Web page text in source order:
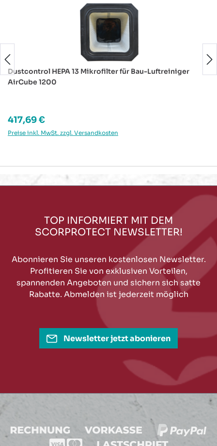
Dustcontrol HEPA 13 Mikrofilter für Bau-Luftreiniger
AirCube 1200
Regulärer Preis:
417,69 €
Preise inkl. MwSt. zzgl. Versandkosten
TOP INFORMIERT MIT DEM
SCORPROTECT NEWSLETTER!
Abonnieren Sie unseren kostenlosen Newsletter.
Profitieren Sie von exklusiven Vorteilen,
spannenden Angeboten und sichern sich satte
Rabatte. Abmelden ist jederzeit möglich
Newsletter jetzt abonieren